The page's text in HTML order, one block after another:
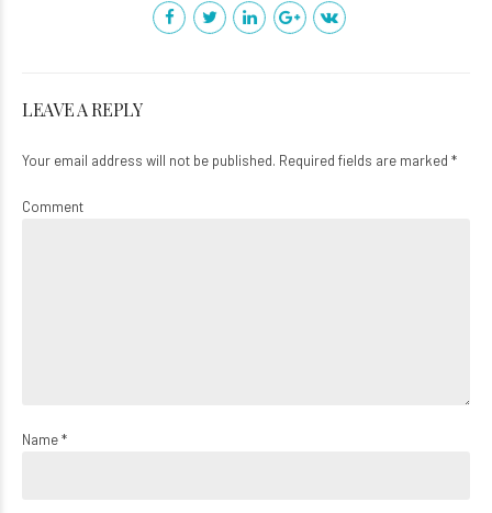
LEAVE A REPLY
Your email address will not be published. Required fields are marked *
Comment
Name *